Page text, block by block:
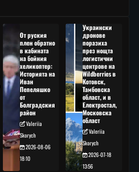
От руския
плен обратно
в кабината
на бойния
хеликоптер:
Историята на
Иван
Пепеляшко
от
Болградския
район
Valeriia
Skorych
2026-08-06
18:10
Украински
дронове
поразиха
през нощта
логистични
центрове на
Wildberries в
Котовск,
Тамбовска
област, и в
Електростал,
Московска
област
Valeriia
Skorych
2026-07-18
13:56